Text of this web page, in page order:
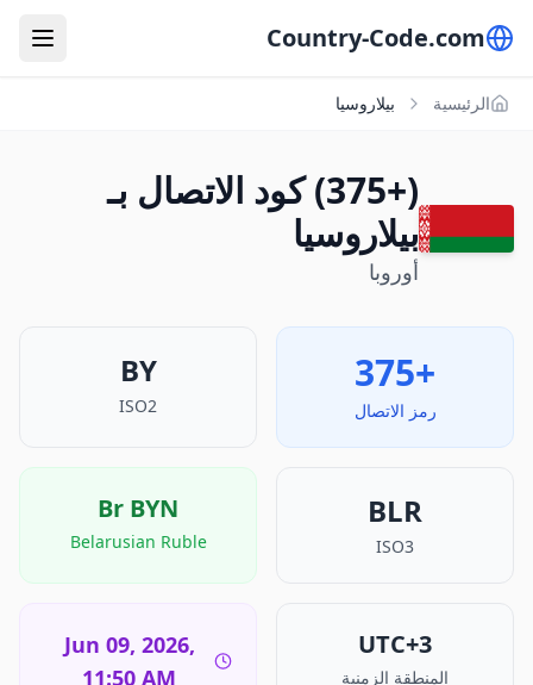
Country-Code.com
الرئيسية بيلاروسيا
(+375) كود الاتصال بـ
بيلاروسيا
أوروبا
+375
رمز الاتصال
BY
ISO2
BLR
ISO3
Br BYN
Belarusian Ruble
UTC+3
المنطقة الزمنية
Jun 09, 2026,
11:50 AM